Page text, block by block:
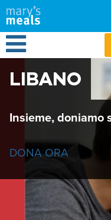
Salta
al
contenuto
principale
Open Menu
LIBANO
Insieme, doniamo
DONA ORA